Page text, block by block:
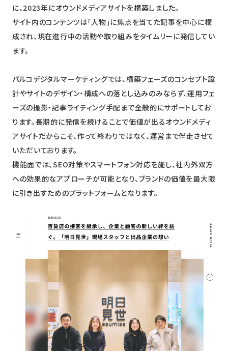
に、2023年にオウンドメディアサイトを構築しました。
サイト内のコンテンツは「人物」に焦点を当てた記事を中心に構
成され、現在進行中の活動や取り組みをタイムリーに発信してい
ます。
パルコデジタルマーケティングでは、構築フェーズのコンセプト設
計やサイトのデザイン・構成への落とし込みのみならず、運用フェ
ーズの撮影・記事ライティング手配まで全般的にサポートしてお
ります。長期的に発信を続けることで価値が出るオウンドメディ
アサイトだからこそ、作って終わりではなく、運営まで伴走させて
いただいております。
機能面では、SEO対策やスマートフォン対応を施し、社内外双方
への効果的なアプローチが可能となり、ブランドの価値を最大限
に引き出すためのプラットフォームとなります。